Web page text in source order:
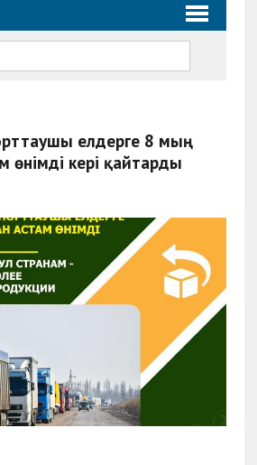
елдерге 8 мың
өнімді кері қайтарды